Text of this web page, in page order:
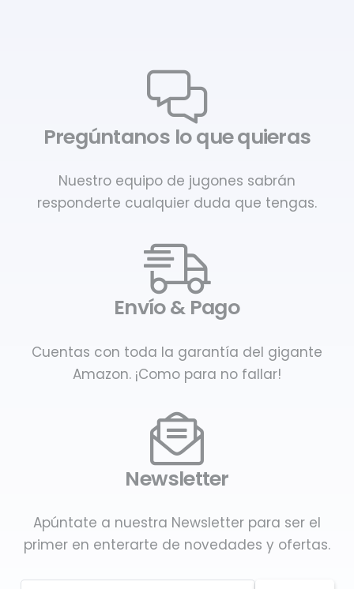
Pregúntanos lo que quieras
Nuestro equipo de jugones sabrán
responderte cualquier duda que tengas.
Envío & Pago
Cuentas con toda la garantía del gigante
Amazon. ¡Como para no fallar!
Newsletter
Apúntate a nuestra Newsletter para ser el
primer en enterarte de novedades y ofertas.